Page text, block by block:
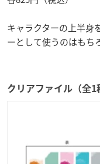
キャラクターの上半身
ーとして使うのはもち
クリアファイル（全1